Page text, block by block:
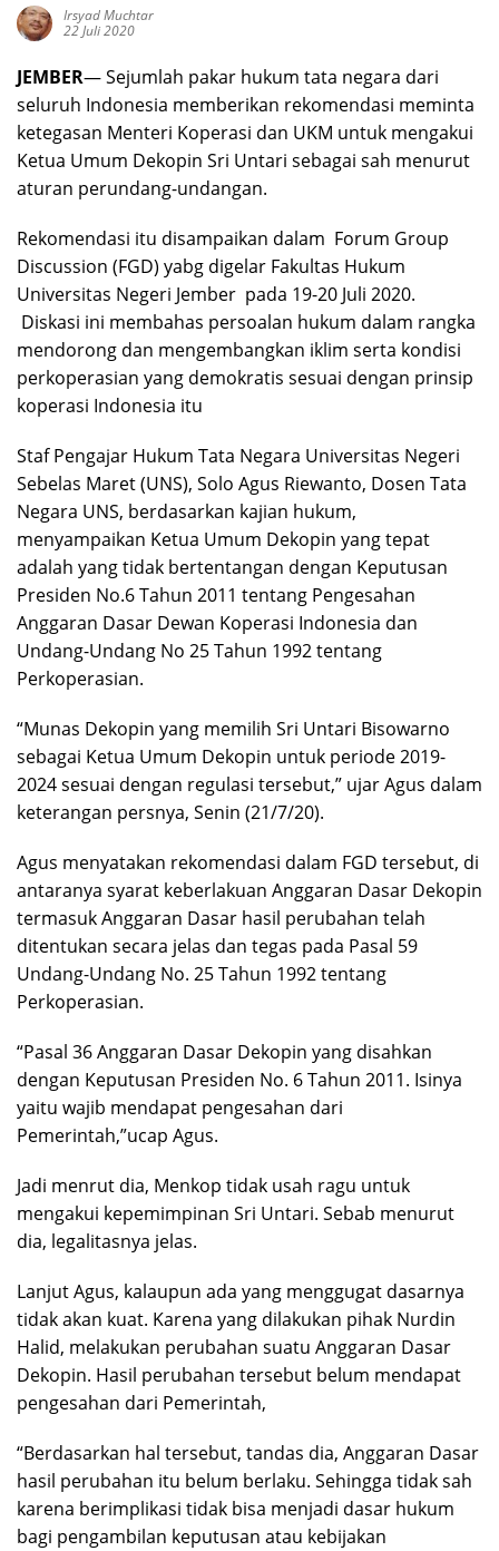
Irsyad Muchtar
22 Juli 2020
JEMBER— Sejumlah pakar hukum tata negara dari
seluruh Indonesia memberikan rekomendasi meminta
ketegasan Menteri Koperasi dan UKM untuk mengakui
Ketua Umum Dekopin Sri Untari sebagai sah menurut
aturan perundang-undangan.
Rekomendasi itu disampaikan dalam Forum Group
Discussion (FGD) yabg digelar Fakultas Hukum
Universitas Negeri Jember pada 19-20 Juli 2020.
Diskasi ini membahas persoalan hukum dalam rangka
mendorong dan mengembangkan iklim serta kondisi
perkoperasian yang demokratis sesuai dengan prinsip
koperasi Indonesia itu
Staf Pengajar Hukum Tata Negara Universitas Negeri
Sebelas Maret (UNS), Solo Agus Riewanto, Dosen Tata
Negara UNS, berdasarkan kajian hukum,
menyampaikan Ketua Umum Dekopin yang tepat
adalah yang tidak bertentangan dengan Keputusan
Presiden No.6 Tahun 2011 tentang Pengesahan
Anggaran Dasar Dewan Koperasi Indonesia dan
Undang-Undang No 25 Tahun 1992 tentang
Perkoperasian.
“Munas Dekopin yang memilih Sri Untari Bisowarno
sebagai Ketua Umum Dekopin untuk periode 2019-
2024 sesuai dengan regulasi tersebut,” ujar Agus dalam
keterangan persnya, Senin (21/7/20).
Agus menyatakan rekomendasi dalam FGD tersebut, di
antaranya syarat keberlakuan Anggaran Dasar Dekopin
termasuk Anggaran Dasar hasil perubahan telah
ditentukan secara jelas dan tegas pada Pasal 59
Undang-Undang No. 25 Tahun 1992 tentang
Perkoperasian.
“Pasal 36 Anggaran Dasar Dekopin yang disahkan
dengan Keputusan Presiden No. 6 Tahun 2011. Isinya
yaitu wajib mendapat pengesahan dari
Pemerintah,”ucap Agus.
Jadi menrut dia, Menkop tidak usah ragu untuk
mengakui kepemimpinan Sri Untari. Sebab menurut
dia, legalitasnya jelas.
Lanjut Agus, kalaupun ada yang menggugat dasarnya
tidak akan kuat. Karena yang dilakukan pihak Nurdin
Halid, melakukan perubahan suatu Anggaran Dasar
Dekopin. Hasil perubahan tersebut belum mendapat
pengesahan dari Pemerintah,
“Berdasarkan hal tersebut, tandas dia, Anggaran Dasar
hasil perubahan itu belum berlaku. Sehingga tidak sah
karena berimplikasi tidak bisa menjadi dasar hukum
bagi pengambilan keputusan atau kebijakan